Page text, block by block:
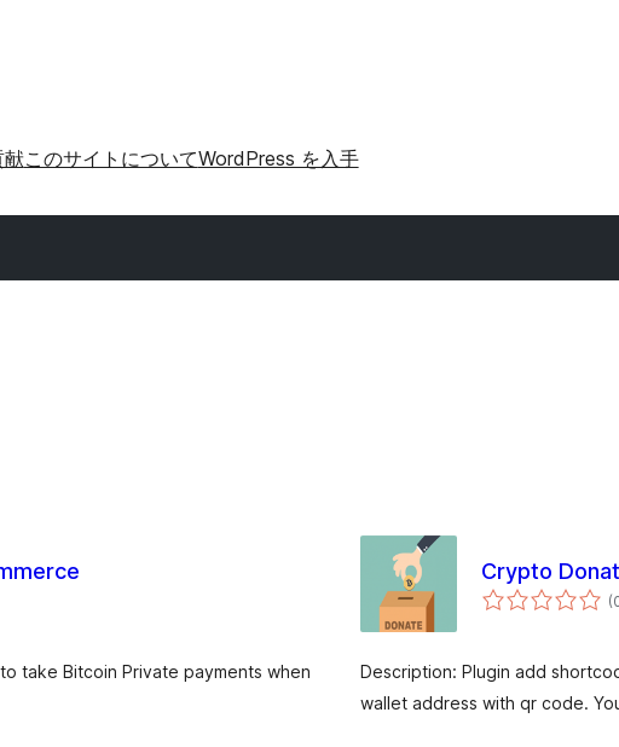
献このサイトについてWordPress を入手
take Bitcoin Private payments when
Crypto
Description: Plugin add
wallet address with qr code.